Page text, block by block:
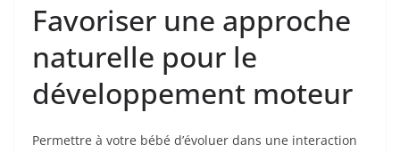
Favoriser une approche
naturelle pour le
développement moteur
Permettre à votre bébé d’évoluer dans une interaction